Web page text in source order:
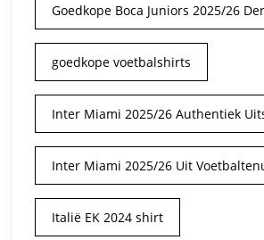
Goedkope Boca Juniors 2025/26
goedkope voetbalshirts
Inter Miami 2025/26 Authentiek
Inter Miami 2025/26 Uit
Italië EK 2024 shirt